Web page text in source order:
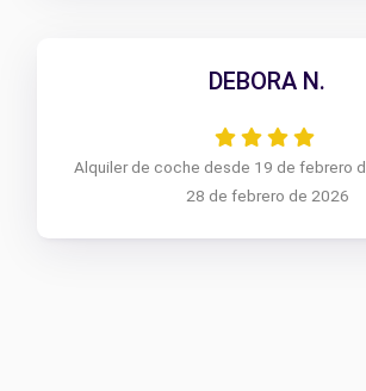
DEBORA N.
Alquiler de coche desde 19 de febrero
28 de febrero de 2026